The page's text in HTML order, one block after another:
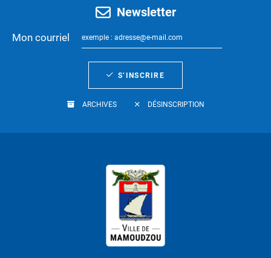
Newsletter
Mon courriel
S’INSCRIRE
ARCHIVES DÉSINSCRIPTION